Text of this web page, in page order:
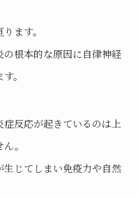
ます。
根本的な原因に自律神経
。
反応が起きているのは上
。
生じてしまい免疫力や自然